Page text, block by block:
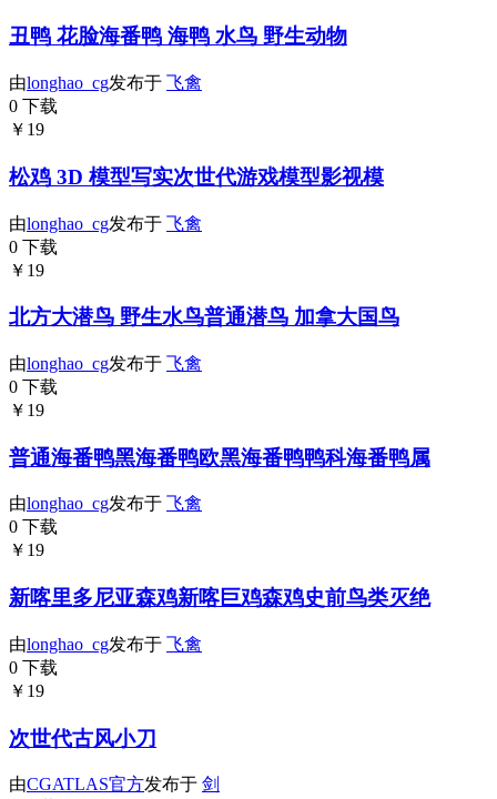
丑鸭 花脸海番鸭 海鸭 水鸟 野生动物
由longhao_cg发布于 飞禽
0 下载
￥19
松鸡 3D 模型写实次世代游戏模型影视模
由longhao_cg发布于 飞禽
0 下载
￥19
北方大潜鸟 野生水鸟普通潜鸟 加拿大国鸟
由longhao_cg发布于 飞禽
0 下载
￥19
普通海番鸭黑海番鸭欧黑海番鸭鸭科海番鸭属
由longhao_cg发布于 飞禽
0 下载
￥19
新喀里多尼亚森鸡新喀巨鸡森鸡史前鸟类灭绝
由longhao_cg发布于 飞禽
0 下载
￥19
次世代古风小刀
由CGATLAS官方发布于 剑